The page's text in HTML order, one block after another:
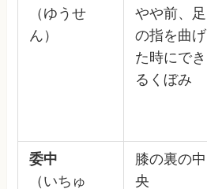
（ゆうせ
ん）
やや前、足
の指を曲げ
た時にでき
るくぼみ
委中
（いちゅ
膝の裏の中
央